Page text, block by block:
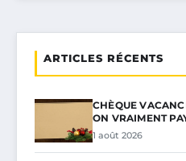
ARTICLES RÉCENTS
CHÈQUE
ON VRAIMENT
1 août 2026